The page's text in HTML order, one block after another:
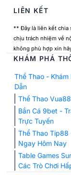
LIÊN KẾT
** Đây là liên kết chia
chịu trách nhiệm về
không phù hợp xin
KHÁM PHÁ
Thể Thao - Khám
Dẫn
Thể Thao
Bắn Cá 9bet -
Trực Tuyến
Thể Thao Tip88
Ngay Hôm Nay
Table Games
Các Trò Chơi